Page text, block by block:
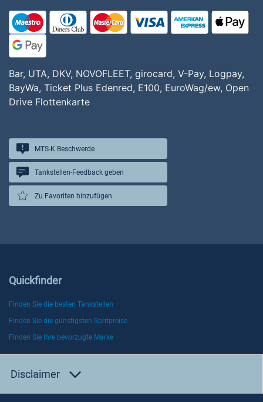
Bar, UTA, DKV, NOVOFLEET, girocard, V-Pay, Logpay,
BayWa, Ticket Plus Edenred, E100, EuroWag/ew, Open
Drive Flottenkarte
MTS-K Beschwerde
Tankstellen-Feedback geben
Zu Favoriten hinzufügen
Quickfinder
Finden Sie die besten Tankstellen
Finden Sie die günstigsten Spritpreise
Finden Sie Ihre bevorzugte Marke
Disclaimer